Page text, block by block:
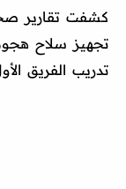
كشفت تقارير
تجهيز سلاح
تدريب الفريق